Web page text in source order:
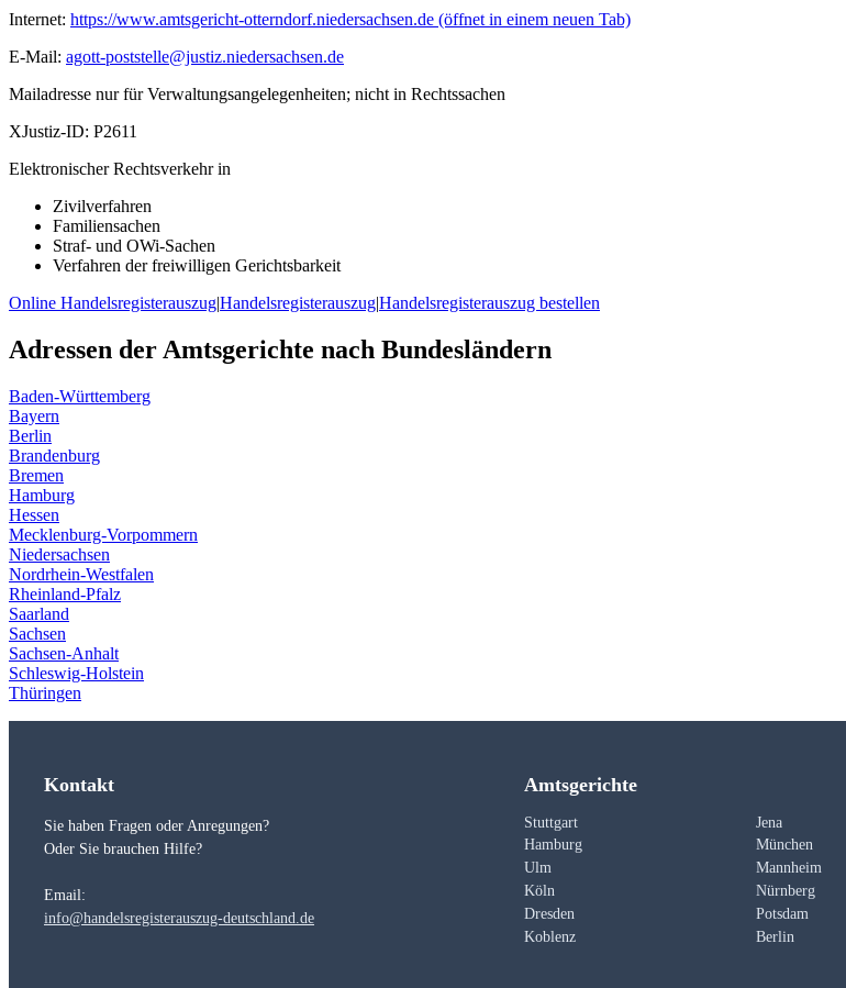
Internet: https://www.amtsgericht-otterndorf.niedersachsen.de (öffnet in einem neuen Tab)
E-Mail: agott-poststelle@justiz.niedersachsen.de
Mailadresse nur für Verwaltungsangelegenheiten; nicht in Rechtssachen
XJustiz-ID: P2611
Elektronischer Rechtsverkehr in
Zivilverfahren
Familiensachen
Straf- und OWi-Sachen
Verfahren der freiwilligen Gerichtsbarkeit
Online Handelsregisterauszug|Handelsregisterauszug|Handelsregisterauszug bestellen
Adressen der Amtsgerichte nach Bundesländern
Baden-Württemberg
Bayern
Berlin
Brandenburg
Bremen
Hamburg
Hessen
Mecklenburg-Vorpommern
Niedersachsen
Nordrhein-Westfalen
Rheinland-Pfalz
Saarland
Sachsen
Sachsen-Anhalt
Schleswig-Holstein
Thüringen
Kontakt
Sie haben Fragen oder Anregungen?
Oder Sie brauchen Hilfe?
Email:
info@handelsregisterauszug-deutschland.de
Amtsgerichte
Stuttgart
Jena
Hamburg
München
Ulm
Mannheim
Köln
Nürnberg
Dresden
Potsdam
Koblenz
Berlin